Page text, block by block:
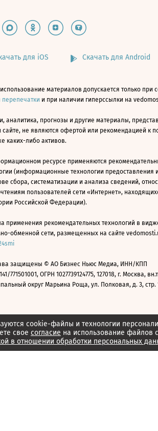
cookie-файлы и технологии
свое согласие на использование файлов
в отношении обработки персональных
для iOS Скачать для Android
материалов допускается только при
перепечатки и при наличии гиперссылки на
аналитика, прогнозы и другие материалы,
сайте, не являются офертой или рекомендацией к
каких-либо активов.
ресурсе применяются
(информационные технологии предоставления
сбора, систематизации и анализа сведений,
пользователей сети «Интернет»,
Российской Федерации).
применения рекомендательных технологий в
обменной сети, размещенных на сайте
защищены © АО Бизнес Ньюс Медиа, ИНН/КПП
771501001, ОГРН 1027739124775, 127018, г. Москва,
округ Марьина Роща, ул. Полковая, д. 3, стр.